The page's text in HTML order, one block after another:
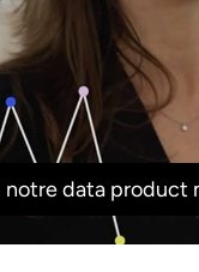
notre data product